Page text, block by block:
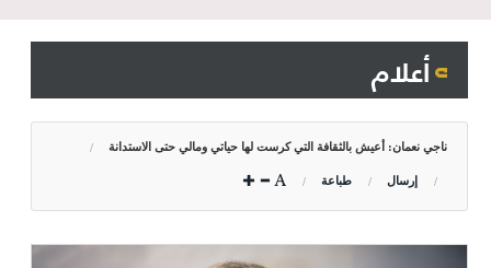
أعلام
ناجي نعمان: أعيش بالثقافة التي كرست لها حياتي ومالي حتى الاستدانة
إرسال طباعة